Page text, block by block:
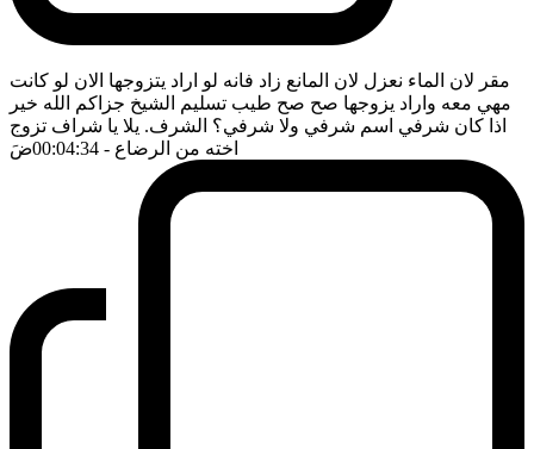
مقر لان الماء نعزل لان المانع زاد فانه لو اراد يتزوجها الان لو كانت
مهي معه واراد يزوجها صح صح طيب تسليم الشيخ جزاكم الله خير
اذا كان شرفي اسم شرفي ولا شرفي؟ الشرف. يلا يا شراف تزوج
اخته من الرضاع - 00:04:34 ضَ